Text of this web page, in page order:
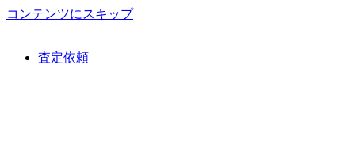
コンテンツにスキップ
査定依頼